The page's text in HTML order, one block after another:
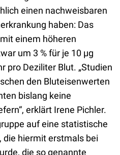
einen nachweisbaren
haben: Das
einem höheren
um 3 % für je 10 µg
pro Deziliter Blut. „Studien
den Bluteisenwerten
bislang keine
erklärt Irene Pichler.
auf eine statistische
hiermit erstmals bei
die so genannte